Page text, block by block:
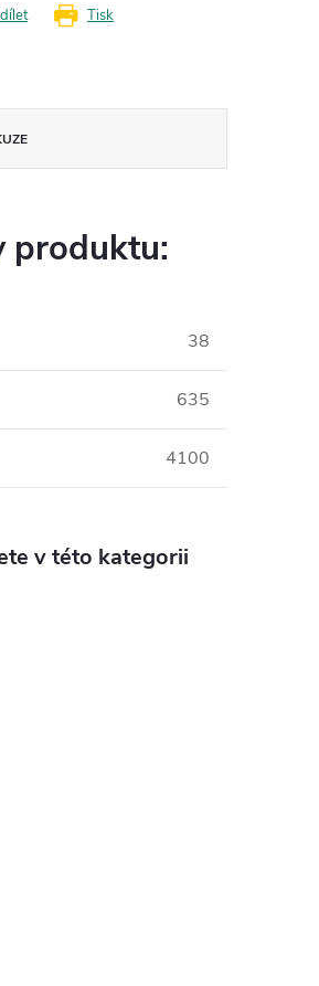
Tisk
produktu:
38
635
4100
v této kategorii